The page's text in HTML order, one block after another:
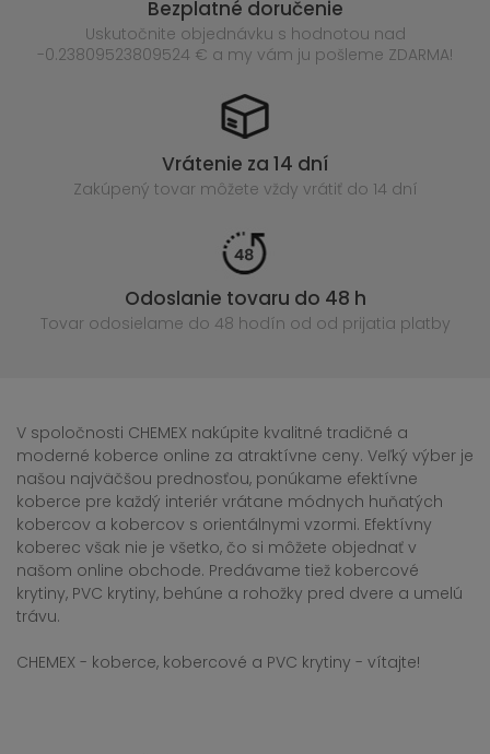
Bezplatné doručenie
Uskutočnite objednávku s hodnotou nad
-0.23809523809524 € a my vám ju pošleme ZDARMA!
Vrátenie za 14 dní
Zakúpený tovar môžete vždy vrátiť do 14 dní
Odoslanie tovaru do 48 h
Tovar odosielame do 48 hodín od od prijatia platby
V spoločnosti CHEMEX nakúpite kvalitné tradičné a
moderné koberce online za atraktívne ceny. Veľký výber je
našou najväčšou prednosťou, ponúkame efektívne
koberce pre každý interiér vrátane módnych huňatých
kobercov a kobercov s orientálnymi vzormi. Efektívny
koberec však nie je všetko, čo si môžete objednať v
našom online obchode. Predávame tiež kobercové
krytiny, PVC krytiny, behúne a rohožky pred dvere a umelú
trávu.
CHEMEX - koberce, kobercové a PVC krytiny - vítajte!